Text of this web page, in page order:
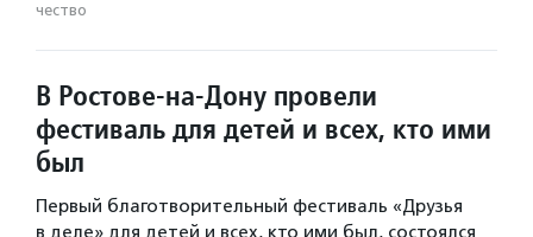
чест­во
В Ростове-на-Дону провели
фестиваль для детей и всех, кто ими
был
Первый благотворительный фестиваль «Друзья
в деле» для детей и всех, кто ими был, состоялся